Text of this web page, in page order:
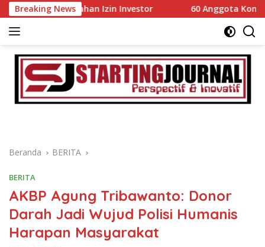
Langsung
ke
konten
Breaking News
Izin Investor 60 Anggota Kontingen Kwarcab
Beranda BERITA
BERITA
AKBP Agung Tribawanto: Donor
Darah Jadi Wujud Polisi Humanis
Harapan Masyarakat